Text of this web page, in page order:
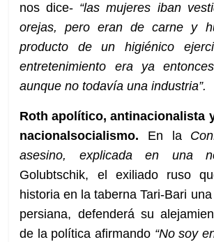
nos dice- “las mujeres iban
orejas, pero eran de carne y
producto de un higiénico
entretenimiento era ya
aunque no todavía una industria”.
Roth apolítico, antinacionalista
nacionalsocialismo. En la
asesino, explicada en una
Golubtschik, el exiliado ruso
historia en la taberna Tari-Bari
persiana, defenderá su
de la política afirmando “No soy